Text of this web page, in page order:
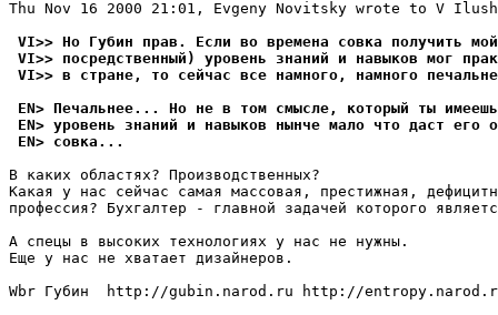
Thu Nov 16 2000 21:01, Evgeny Novitsky wrote to V
VI>> Hо Губин пpав. Если во времена совка получить
VI>> посредственный) уровень знаний и навыков мог
VI>> в стране, то сейчас все намного, намного
EN> Печальнее... Hо не в том смысле, который ты
EN> уровень знаний и навыков нынче мало что даст его
EN> совка...
В каких областях? Производственных?
Какая у нас сейчас самая массовая, престижная,
профессия? Бухгалтер - главной задачей которого
А спецы в высоких технологиях у нас не нужны.
Еще у нас не хватает дизайнеров.
Wbr Губин  http://gubin.narod.ru http://